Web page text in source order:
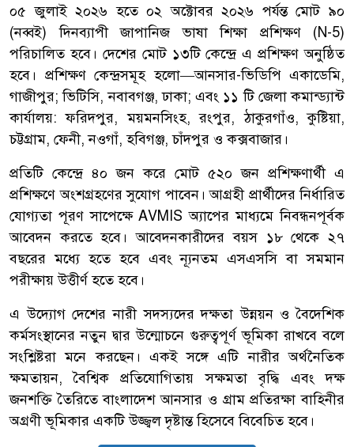
০৫ জুলাই ২০২৬ হতে ০২ অক্টোবর ২০২৬ পর্যন্ত মোট ৯০
(নব্বই) দিনব্যাপী জাপানিজ ভাষা শিক্ষা প্রশিক্ষণ (N-5)
পরিচালিত হবে। দেশের মোট ১৩টি কেন্দ্রে এ প্রশিক্ষণ অনুষ্ঠিত
হবে। প্রশিক্ষণ কেন্দ্রসমূহ হলো—আনসার-ভিডিপি একাডেমি,
গাজীপুর; ভিটিসি, নবাবগঞ্জ, ঢাকা; এবং ১১ টি জেলা কমান্ড্যান্ট
কার্যালয়: ফরিদপুর, ময়মনসিংহ, রংপুর, ঠাকুরগাঁও, কুষ্টিয়া,
চট্টগ্রাম, ফেনী, নওগাঁ, হবিগঞ্জ, চাঁদপুর ও কক্সবাজার।
প্রতিটি কেন্দ্রে ৪০ জন করে মোট ৫২০ জন প্রশিক্ষণার্থী এ
প্রশিক্ষণে অংশগ্রহণের সুযোগ পাবেন। আগ্রহী প্রার্থীদের নির্ধারিত
যোগ্যতা পূরণ সাপেক্ষে AVMIS অ্যাপের মাধ্যমে নিবন্ধনপূর্বক
আবেদন করতে হবে। আবেদনকারীদের বয়স ১৮ থেকে ২৭
বছরের মধ্যে হতে হবে এবং ন্যূনতম এসএসসি বা সমমান
পরীক্ষায় উত্তীর্ণ হতে হবে।
এ উদ্যোগ দেশের নারী সদস্যদের দক্ষতা উন্নয়ন ও বৈদেশিক
কর্মসংস্থানের নতুন দ্বার উন্মোচনে গুরুত্বপূর্ণ ভূমিকা রাখবে বলে
সংশ্লিষ্টরা মনে করছেন। একই সঙ্গে এটি নারীর অর্থনৈতিক
ক্ষমতায়ন, বৈশ্বিক প্রতিযোগিতায় সক্ষমতা বৃদ্ধি এবং দক্ষ
জনশক্তি তৈরিতে বাংলাদেশ আনসার ও গ্রাম প্রতিরক্ষা বাহিনীর
অগ্রণী ভূমিকার একটি উজ্জ্বল দৃষ্টান্ত হিসেবে বিবেচিত হবে।